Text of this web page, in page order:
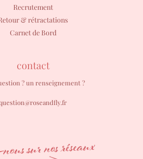
Recrutement
& rétractations
Carnet de Bord
contact
? un renseignement ?